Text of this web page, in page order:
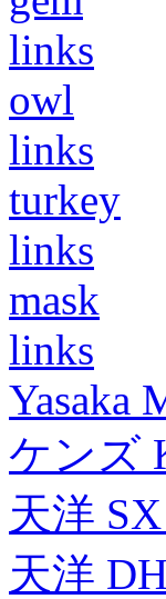
links
owl
links
turkey
links
mask
links
Yasaka
ケンズ
天洋
天洋